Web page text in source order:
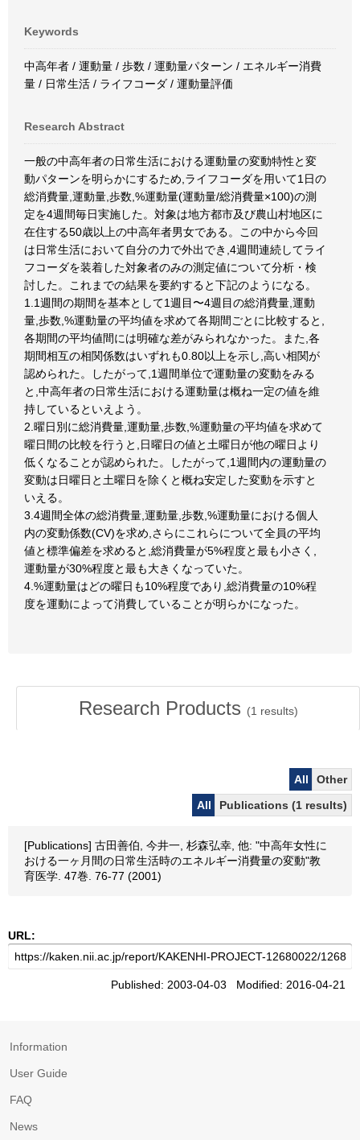
Keywords
中高年者 / 運動量 / 歩数 / 運動量パターン / エネルギー消費
量 / 日常生活 / ライフコーダ / 運動量評価
Research Abstract
一般の中高年者の日常生活における運動量の変動特性と変
動パターンを明らかにするため,ライフコーダを用いて1日の
総消費量,運動量,歩数,%運動量(運動量/総消費量×100)の測
定を4週間毎日実施した。対象は地方都市及び農山村地区に
在住する50歳以上の中高年者男女である。この中から今回
は日常生活において自分の力で外出でき,4週間連続してライ
フコーダを装着した対象者のみの測定値について分析・検
討した。これまでの結果を要約すると下記のようになる。
1.1週間の期間を基本として1週目〜4週目の総消費量,運動
量,歩数,%運動量の平均値を求めて各期間ごとに比較すると,
各期間の平均値間には明確な差がみられなかった。また,各
期間相互の相関係数はいずれも0.80以上を示し,高い相関が
認められた。したがって,1週間単位で運動量の変動をみる
と,中高年者の日常生活における運動量は概ね一定の値を維
持しているといえよう。
2.曜日別に総消費量,運動量,歩数,%運動量の平均値を求めて
曜日間の比較を行うと,日曜日の値と土曜日が他の曜日より
低くなることが認められた。したがって,1週間内の運動量の
変動は日曜日と土曜日を除くと概ね安定した変動を示すと
いえる。
3.4週間全体の総消費量,運動量,歩数,%運動量における個人
内の変動係数(CV)を求め,さらにこれらについて全員の平均
値と標準偏差を求めると,総消費量が5%程度と最も小さく,
運動量が30%程度と最も大きくなっていた。
4.%運動量はどの曜日も10%程度であり,総消費量の10%程
度を運動によって消費していることが明らかになった。
Research Products (1 results)
All
Other
All
Publications (1 results)
[Publications] 古田善伯, 今井一, 杉森弘幸, 他: "中高年女性に
おける一ヶ月間の日常生活時のエネルギー消費量の変動"教
育医学. 47巻. 76-77 (2001)
URL:
Published: 2003-04-03 Modified: 2016-04-21
Information
User Guide
FAQ
News